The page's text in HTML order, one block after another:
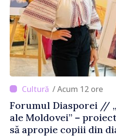
/ Acum 12 ore
Forumul Diasporei //
ale Moldovei” –
să apropie copiii din